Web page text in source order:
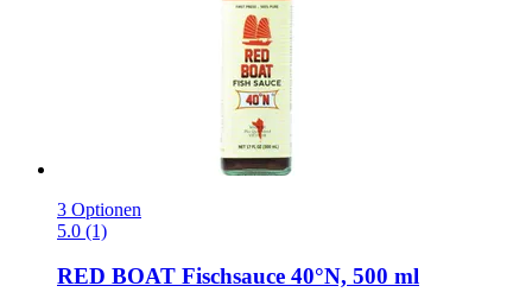
3 Optionen
5.0 (1)
RED BOAT Fischsauce 40°N, 500 ml